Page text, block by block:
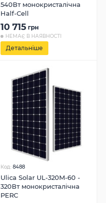
540Вт монокристалічна
Half-Cell
10 715 грн
НЕМАЄ В НАЯВНОСТІ
Детальніше
Код: 8488
Ulica Solar UL-320M-60 -
320Вт монокристалічна
PERC